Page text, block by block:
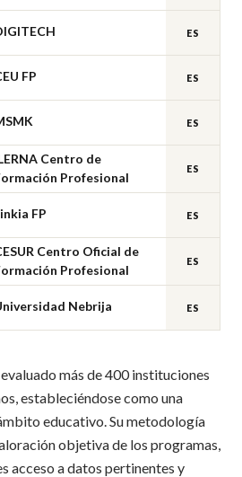
ES
FP ES
ES
Centro de
Profesional
ES
FP ES
Centro Oficial de
Profesional
ES
Nebrija ES
más de 400 instituciones
estableciéndose como una
educativo. Su metodología
objetiva de los programas,
acceso a datos pertinentes y